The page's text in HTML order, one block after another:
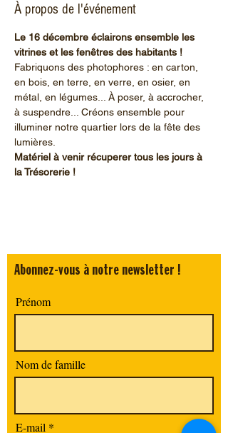
À propos de l'événement
Le 16 décembre éclairons ensemble les
vitrines et les fenêtres des habitants !
Fabriquons des photophores : en carton,
en bois, en terre, en verre, en osier, en
métal, en légumes... À poser, à accrocher,
à suspendre... Créons ensemble pour
illuminer notre quartier lors de la fête des
lumières.
Matériel à venir récuperer tous les jours à
la Trésorerie !
Abonnez-vous à notre newsletter !
Prénom
Nom de famille
E-mail